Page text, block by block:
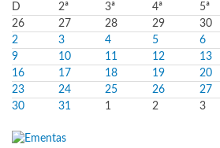
D
2ª 3ª 4ª 5ª
26
27 28 29 30
2
3 4 5 6
9
10 11 12 13
16
17 18 19 20
23
24 25 26 27
30
31 1 2 3